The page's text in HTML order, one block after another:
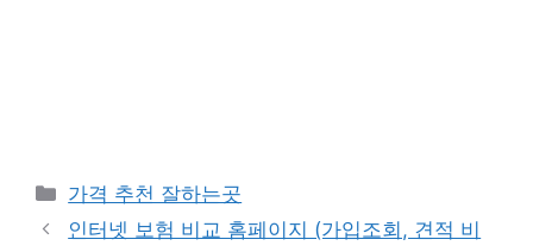
카
테
가격 추천 잘하는곳
인터넷 보험 비교 홈페이지 (가입조회, 견적 비